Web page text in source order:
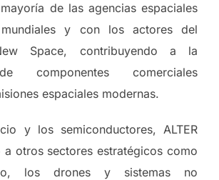
de las agencias espaciales
y con los actores del
Space, contribuyendo a la
componentes comerciales
espaciales modernas.
y los semiconductores, ALTER
a otros sectores estratégicos como
los drones y sistemas no